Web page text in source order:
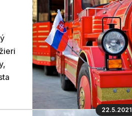
22.5.2021